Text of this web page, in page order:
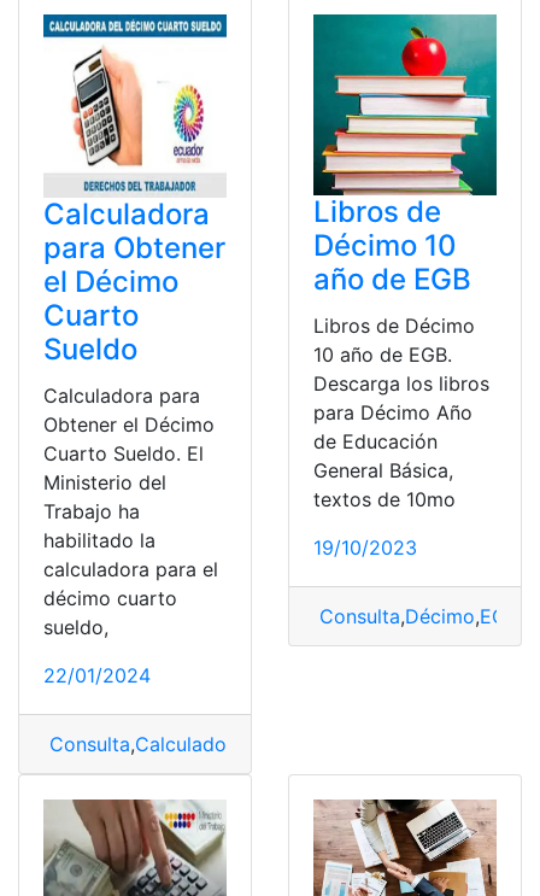
Calculadora
para Obtener
el Décimo
Cuarto
Sueldo
Calculadora para
Obtener el Décimo
Cuarto Sueldo. El
Ministerio del
Trabajo ha
habilitado la
calculadora para el
décimo cuarto
sueldo,
22/01/2024
Consulta,Calculadora
Libros de
Décimo 10
año de EGB
Libros de Décimo
10 año de EGB.
Descarga los libros
para Décimo Año
de Educación
General Básica,
textos de 10mo
19/10/2023
Consulta,Décimo,EGB